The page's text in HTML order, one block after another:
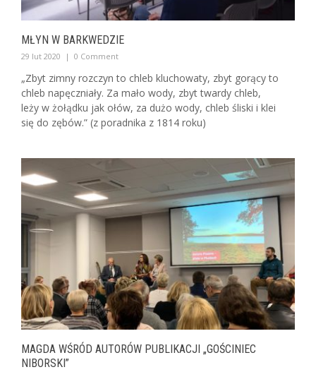
MŁYN W BARKWEDZIE
29 lut 2020 | 0 Comment
„Zbyt zimny rozczyn to chleb kluchowaty, zbyt gorący to
chleb napęczniały. Za mało wody, zbyt twardy chleb,
leży w żołądku jak ołów, za dużo wody, chleb śliski i klei
się do zębów.” (z poradnika z 1814 roku)
MAGDA WŚRÓD AUTORÓW PUBLIKACJI „GOŚCINIEC
NIBORSKI”